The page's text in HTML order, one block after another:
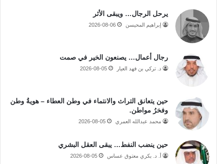
يرحل الرجال… ويبقى الأثر
إبراهيم المحيسن 2026-08-06
رجال أعمال… يصنعون الخير في صمت
د. تركي بن فهد العيار 2026-08-05
حين يتعانق التراث والانتماء في وطن العطاء – هويةُ وطن
وفخرُ مواطن.
محمد عبدالله العمري 2026-08-05
حين ينضب النفط… يبقى العقل البشري
أ. د. بكري معتوق عساس 2026-08-05